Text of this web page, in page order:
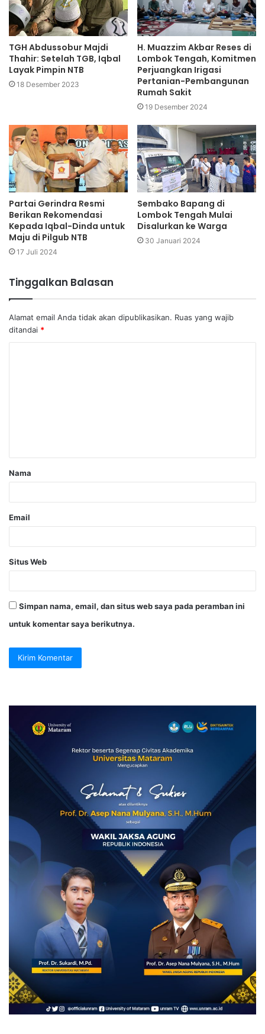
TGH Abdussobur Majdi
Thahir: Setelah TGB, Iqbal
Layak Pimpin NTB
18 Desember 2023
H. Muazzim Akbar Reses di
Lombok Tengah, Komitmen
Perjuangkan Irigasi
Pertanian-Pembangunan
Rumah Sakit
19 Desember 2024
Partai Gerindra Resmi
Berikan Rekomendasi
Kepada Iqbal-Dinda untuk
Maju di Pilgub NTB
17 Juli 2024
Sembako Bapang di
Lombok Tengah Mulai
Disalurkan ke Warga
30 Januari 2024
Tinggalkan Balasan
Alamat email Anda tidak akan dipublikasikan. Ruas yang wajib
ditandai *
Nama
Email
Situs Web
Simpan nama, email, dan situs web saya pada peramban ini
untuk komentar saya berikutnya.